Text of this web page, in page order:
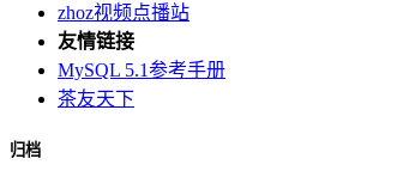
zhoz视频点播站
友情链接
MySQL 5.1参考手册
茶友天下
归档